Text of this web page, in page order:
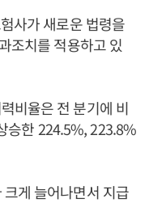
사가 새로운 법령을
조치를 적용하고 있
비율은 전 분기에 비
승한 224.5%, 223.8%
게 늘어나면서 지급